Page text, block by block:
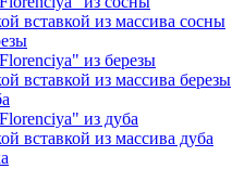
вставкой из массива сосны
из березы
вставкой из массива березы
из дуба
вставкой из массива дуба